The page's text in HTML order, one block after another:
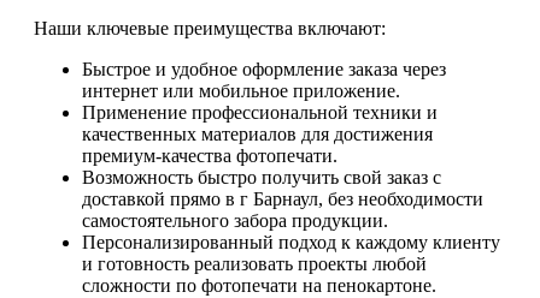
Наши ключевые преимущества включают:
Быстрое и удобное оформление заказа через
интернет или мобильное приложение.
Применение профессиональной техники и
качественных материалов для достижения
премиум-качества фотопечати.
Возможность быстро получить свой заказ с
доставкой прямо в г Барнаул, без необходимости
самостоятельного забора продукции.
Персонализированный подход к каждому клиенту
и готовность реализовать проекты любой
сложности по фотопечати на пенокартоне.